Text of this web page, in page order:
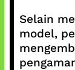
Selain
model,